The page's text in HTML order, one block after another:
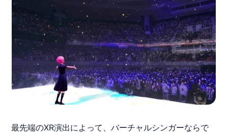
最先端のXR演出によって、バーチャルシンガーならで